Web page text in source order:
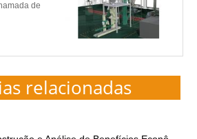
de
mandioca é
relacionadas